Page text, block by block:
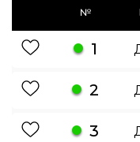
№
1
2
3